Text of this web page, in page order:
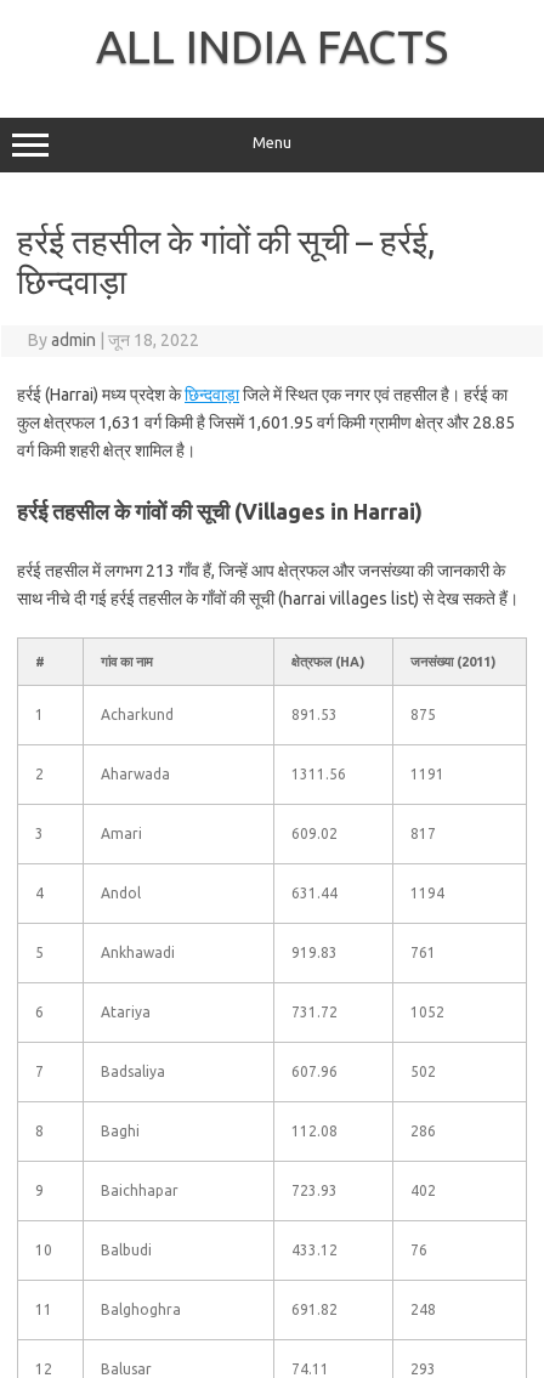
ALL INDIA FACTS
Menu
हर्रई तहसील के गांवों की सूची – हर्रई,
छिन्दवाड़ा
Byadmin जून 18, 2022
हर्रई (Harrai) मध्य प्रदेश केछिन्दवाड़ाजिले में स्थित एक नगर एवं तहसील है। हर्रई का
कुल क्षेत्रफल 1,631 वर्ग किमी है जिसमें 1,601.95 वर्ग किमी ग्रामीण क्षेत्र और 28.85
वर्ग किमी शहरी क्षेत्र शामिल है।
हर्रई तहसील के गांवों की सूची (Villages in Harrai)
हर्रई तहसील में लगभग 213 गाँव हैं, जिन्हें आप क्षेत्रफल और जनसंख्या की जानकारी के
साथ नीचे दी गई हर्रई तहसील के गाँवों की सूची (harrai villages list) से देख सकते हैं।
# गांव का नाम क्षेत्रफल (HA) जनसंख्या (2011)
1 Acharkund 891.53 875
2 Aharwada 1311.56 1191
3 Amari 609.02 817
4 Andol 631.44 1194
5 Ankhawadi 919.83 761
6 Atariya 731.72 1052
7 Badsaliya 607.96 502
8 Baghi 112.08 286
9 Baichhapar 723.93 402
10 Balbudi 433.12 76
11 Balghoghra 691.82 248
12 Balusar 74.11 293